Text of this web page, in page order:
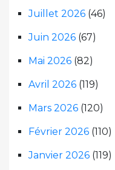
Juillet 2026 (46)
Juin 2026 (67)
Mai 2026 (82)
Avril 2026 (119)
Mars 2026 (120)
Février 2026 (110)
Janvier 2026 (119)